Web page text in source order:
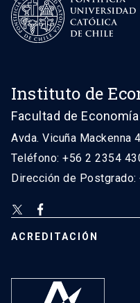
Instituto de
Facultad de
Avda. Vicuña Mackenna
Teléfono: +56 2 2354
Dirección de
ACREDITACIÓN